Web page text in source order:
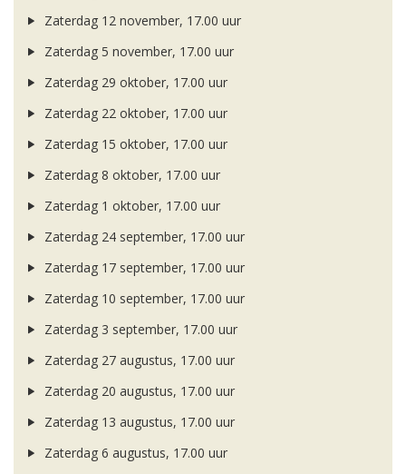
Zaterdag 12 november, 17.00 uur
Zaterdag 5 november, 17.00 uur
Zaterdag 29 oktober, 17.00 uur
Zaterdag 22 oktober, 17.00 uur
Zaterdag 15 oktober, 17.00 uur
Zaterdag 8 oktober, 17.00 uur
Zaterdag 1 oktober, 17.00 uur
Zaterdag 24 september, 17.00 uur
Zaterdag 17 september, 17.00 uur
Zaterdag 10 september, 17.00 uur
Zaterdag 3 september, 17.00 uur
Zaterdag 27 augustus, 17.00 uur
Zaterdag 20 augustus, 17.00 uur
Zaterdag 13 augustus, 17.00 uur
Zaterdag 6 augustus, 17.00 uur